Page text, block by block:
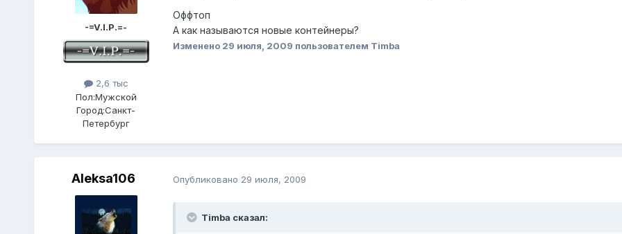
-=V.I.P.=-
2,6 тыс
Пол:Мужской
Город:Санкт-
Петербург
Оффтоп
А как называются новые контейнеры?
Изменено 29 июля, 2009 пользователем Timba
Aleksa106 Опубликовано 29 июля, 2009
Timba сказал: